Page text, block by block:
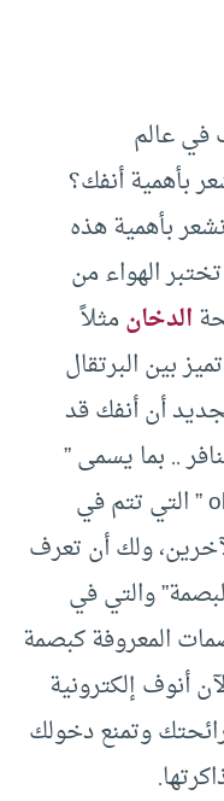
في عالم
بأهمية أنفك؟
نشعر بأهمية هذه
الهواء من
الدخانمثلاً
بين البرتقال
أن أنفك قد
.. بما يسمى ”
رابطة الرائحة أو “olfactory bond ” التي تتم في
ولك أن تعرف
والتي في
المعروفة كبصمة
أنوف إلكترونية
وتمنع دخولك